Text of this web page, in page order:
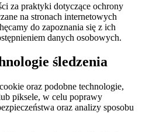
za praktyki dotyczące ochrony
na stronach internetowych
do zapoznania się z ich
danych osobowych.
śledzenia
oraz podobne technologie,
piksele, w celu poprawy
oraz analizy sposobu